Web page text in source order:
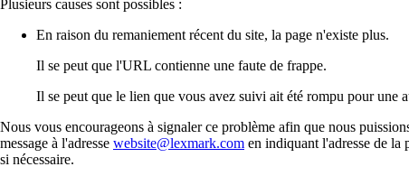
Plusieurs causes sont possibles :
En raison du remaniement récent du site, la page n'existe plus.
Il se peut que l'URL contienne une faute de frappe.
Il se peut que le lien que vous avez suivi ait été rompu pour une
Nous vous encourageons à signaler ce problème afin que nous
message à l'adresse website@lexmark.com en indiquant l'adresse de la
si nécessaire.